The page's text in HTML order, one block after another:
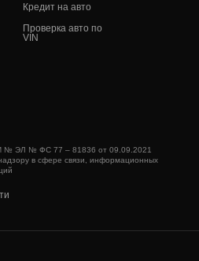
Кредит на авто
Проверка авто по
VIN
№ ЭЛ № ФС 77 – 81836 от 09.09.2021
в сфере связи, информационных